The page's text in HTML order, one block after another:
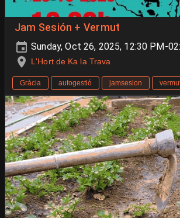
Jam Sesión + Vermut
Sunday, Oct 26, 2025, 12:30 PM-
L'Hort de Ka la Trava
Gràcia autogestió jamsesion